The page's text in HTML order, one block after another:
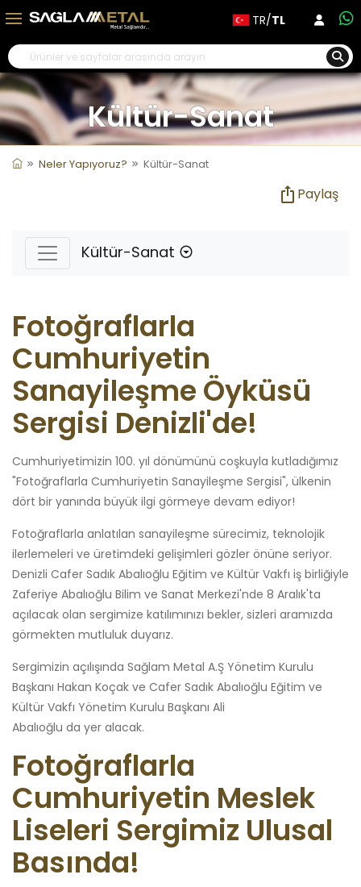
TR/TL
Kültür-Sanat
Neler Yapıyoruz? Kültür-Sanat
Paylaş
Kültür-Sanat
Fotoğraflarla
Cumhuriyetin
Sanayileşme Öyküsü
Sergisi Denizli'de!
Cumhuriyetimizin 100. yıl dönümünü coşkuyla kutladığımız
"Fotoğraflarla Cumhuriyetin Sanayileşme Sergisi", ülkenin
dört bir yanında büyük ilgi görmeye devam ediyor!
Fotoğraflarla anlatılan sanayileşme sürecimiz, teknolojik
ilerlemeleri ve üretimdeki gelişimleri gözler önüne seriyor.
Denizli Cafer Sadık Abalıoğlu Eğitim ve Kültür Vakfı iş birliğiyle
Zaferiye Abalıoğlu Bilim ve Sanat Merkezi'nde 8 Aralık'ta
açılacak olan sergimize katılımınızı bekler, sizleri aramızda
görmekten mutluluk duyarız.
Sergimizin açılışında Sağlam Metal A.Ş Yönetim Kurulu
Başkanı Hakan Koçak ve Cafer Sadık Abalıoğlu Eğitim ve
Kültür Vakfı Yönetim Kurulu Başkanı Ali
Abalıoğlu da yer alacak.
Fotoğraflarla
Cumhuriyetin Meslek
Liseleri Sergimiz Ulusal
Basında!